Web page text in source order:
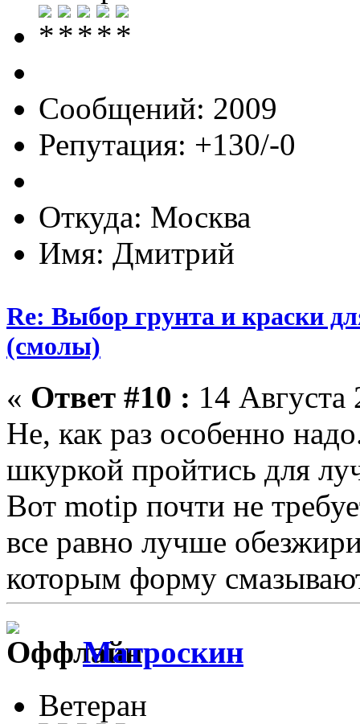
Сообщений: 2009
Репутация: +130/-0
Откуда: Москва
Имя: Дмитрий
Re: Выбор грунта и краски
(смолы)
« Ответ #10 : 14
Не, как раз особенно
шкуркой пройтись для
Вот motip почти не
все равно лучше
которым форму
Матроскин
Ветеран